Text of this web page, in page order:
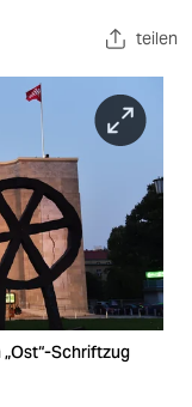
teilen
„Ost“-Schriftzug